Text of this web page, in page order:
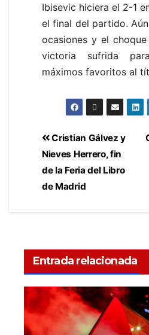
Ibisevic hiciera el 2-1
el final del partido.
ocasiones y el
victoria sufrida
máximos favoritos al
Cristian Gálvez y
Nieves Herrero, fin
de la Feria del Libro
de Madrid
Entrada relacionada